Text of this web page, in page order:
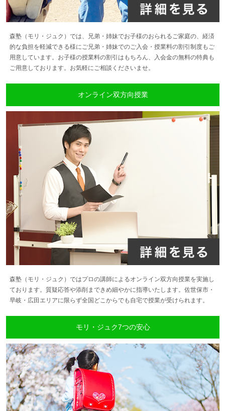
森塾（モリ・ジュク）では、兄弟・姉妹でお子様のおられるご家庭の、経済
的な負担を軽減できる様にご兄弟・姉妹でのご入会・授業料の割引制度もご
用意しています。お子様の授業料の割引はもちろん、入会金の無料の特典も
ご用意しております。お気軽にご相談くださいませ。
オンライン双方向授業
森塾（モリ・ジュク）ではプロの講師によるオンライン双方向授業を実施し
ております。質疑応答や添削まできめ細やかに指導いたします。佐世保市・
早岐・広田エリアに限らず全国どこからでも自宅で授業が受けられます。
モリ・ジュク7つの安心